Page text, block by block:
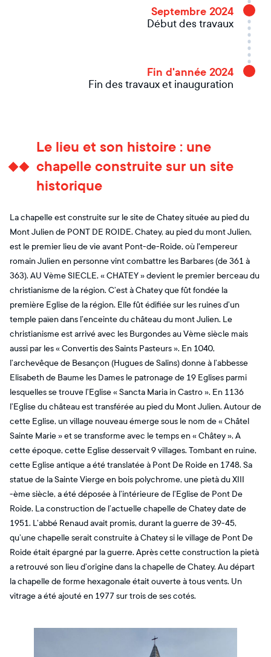
Septembre 2024
Début des travaux
Fin d'année 2024
Fin des travaux et inauguration
Le lieu et son histoire : une
chapelle construite sur un site
historique
La chapelle est construite sur le site de Chatey située au pied du
Mont Julien de PONT DE ROIDE. Chatey, au pied du mont Julien,
est le premier lieu de vie avant Pont-de-Roide, où l'empereur
romain Julien en personne vint combattre les Barbares (de 361 à
363). AU Vème SIECLE, « CHATEY » devient le premier berceau du
christianisme de la région. C’est à Chatey que fût fondée la
première Eglise de la région. Elle fût édifiée sur les ruines d’un
temple païen dans l’enceinte du château du mont Julien. Le
christianisme est arrivé avec les Burgondes au Vème siècle mais
aussi par les « Convertis des Saints Pasteurs ». En 1040,
l’archevêque de Besançon (Hugues de Salins) donne à l’abbesse
Elisabeth de Baume les Dames le patronage de 19 Eglises parmi
lesquelles se trouve l’Eglise « Sancta Maria in Castro ». En 1136
l’Eglise du château est transférée au pied du Mont Julien. Autour de
cette Eglise, un village nouveau émerge sous le nom de « Châtel
Sainte Marie » et se transforme avec le temps en « Châtey ». A
cette époque, cette Eglise desservait 9 villages. Tombant en ruine,
cette Eglise antique a été translatée à Pont De Roide en 1748. Sa
statue de la Sainte Vierge en bois polychrome, une pietà du XIII
-ème siècle, a été déposée à l’intérieure de l’Eglise de Pont De
Roide. La construction de l’actuelle chapelle de Chatey date de
1951. L’abbé Renaud avait promis, durant la guerre de 39-45,
qu’une chapelle serait construite à Chatey si le village de Pont De
Roide était épargné par la guerre. Après cette construction la pietà
a retrouvé son lieu d’origine dans la chapelle de Chatey. Au départ
la chapelle de forme hexagonale était ouverte à tous vents. Un
vitrage a été ajouté en 1977 sur trois de ses cotés.